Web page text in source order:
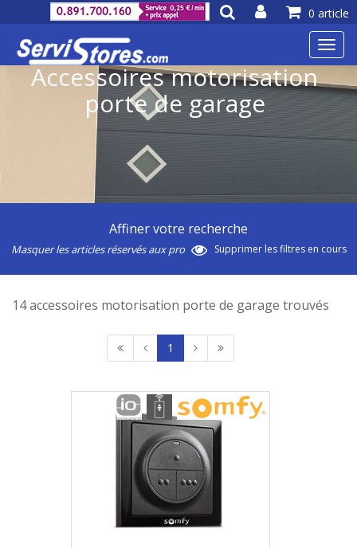
0 article
Accessoires motorisation
porte de garage
Affiner votre recherche
Masquer les articles réservés aux pro Supprimer les filtres en cours
14 accessoires motorisation porte de garage trouvés
1